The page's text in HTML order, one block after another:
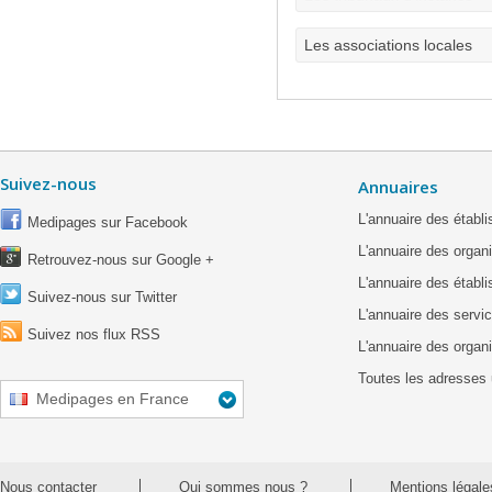
Les associations locales
Suivez-nous
Medipages sur Facebook
Retrouvez-nous sur Google +
Suivez-nous sur Twitter
Suivez nos flux RSS
Medipages en France
Annuaires
L'annuaire des
L'annuaire des
L'annuaire des
L'annuaire des
L'annuaire des
Toutes les adresses
Nous contacter Qui sommes nous ? Mentions